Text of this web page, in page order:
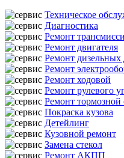
Техническое
Диагностика
Ремонт
Ремонт двигателя
Ремонт дизельных
Ремонт
Ремонт ходовой
Ремонт рулевого
Ремонт тормозной
Покраска кузова
Детейлинг
Кузовной ремонт
Замена стекол
Ремонт АКПП